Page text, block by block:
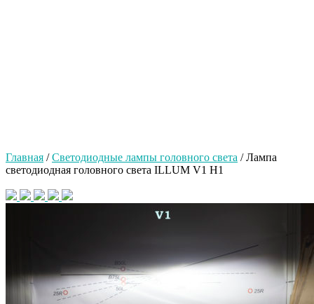
Главная /Светодиодные лампы головного света / Лампа
светодиодная головного света ILLUM V1 H1